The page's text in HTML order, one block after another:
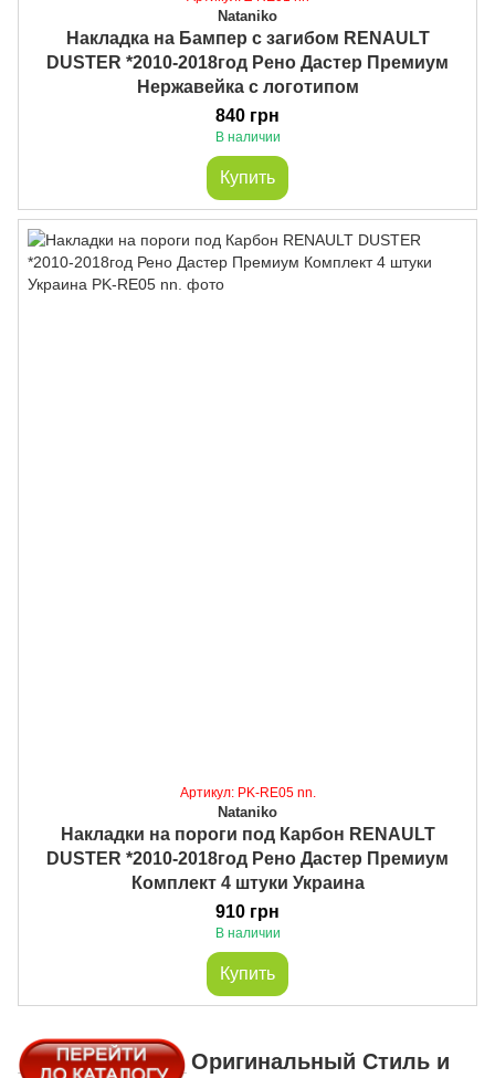
Nataniko
Накладка на Бампер с загибом RENAULT
DUSTER *2010-2018год Рено Дастер Премиум
Нержавейка с логотипом
840 грн
В наличии
Купить
Артикул: PK-RE05 nn.
Nataniko
Накладки на пороги под Карбон RENAULT
DUSTER *2010-2018год Рено Дастер Премиум
Комплект 4 штуки Украина
910 грн
В наличии
Купить
Оригинальный Стиль и